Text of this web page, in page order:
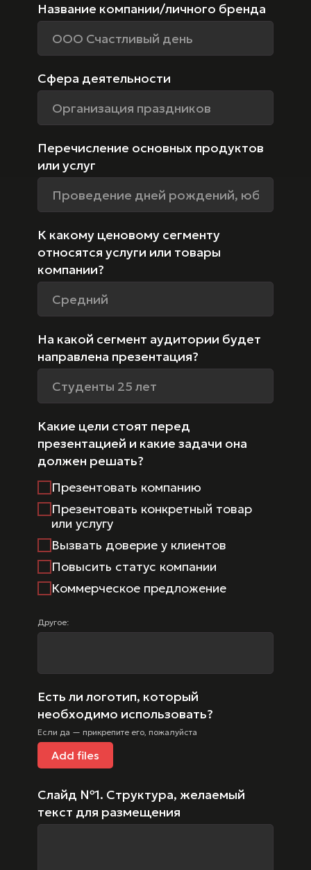
Название компании/личного бренда
Сфера деятельности
Перечисление основных продуктов
или услуг
К какому ценовому сегменту
относятся услуги или товары
компании?
На какой сегмент аудитории будет
направлена презентация?
Какие цели стоят перед
презентацией и какие задачи она
должен решать?
Презентовать компанию
Презентовать конкретный товар
или услугу
Вызвать доверие у клиентов
Повысить статус компании
Коммерческое предложение
Другое:
Есть ли логотип, который
необходимо использовать?
Если да — прикрепите его, пожалуйста
Add files
Слайд №1. Структура, желаемый
текст для размещения